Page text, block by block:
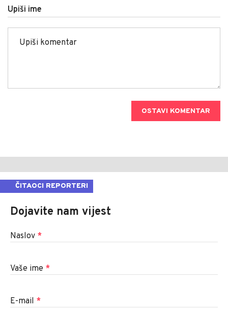
Upiši ime
OSTAVI KOMENTAR
ČITAOCI REPORTERI
Dojavite nam vijest
Naslov *
Vaše ime *
E-mail *